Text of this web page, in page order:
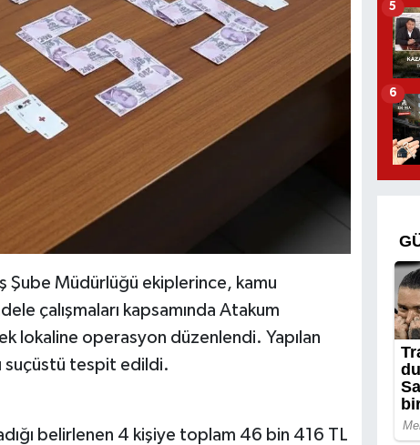
Şube Müdürlüğü ekiplerince, kamu
çalışmaları kapsamında Atakum
lokaline operasyon düzenlendi. Yapılan
suçüstü tespit edildi.
belirlenen 4 kişiye toplam 46 bin 416 TL
5
6